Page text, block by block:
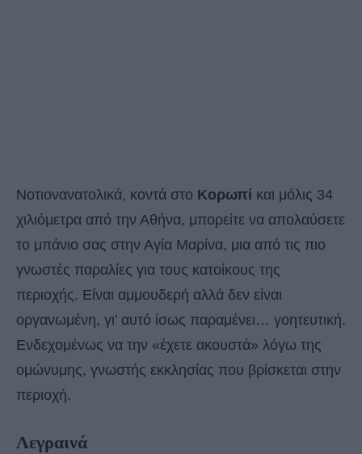
Νοτιονανατολικά, κοντά στο Κορωπί και μόλις 34
χιλιόμετρα από την Αθήνα, μπορείτε να απολαύσετε
το μπάνιο σας στην Αγία Μαρίνα, μια από τις πιο
γνωστές παραλίες για τους κατοίκους της
περιοχής. Είναι αμμουδερή αλλά δεν είναι
οργανωμένη, γι’ αυτό ίσως παραμένει… γοητευτική.
Ενδεχομένως να την «έχετε ακουστά» λόγω της
ομώνυμης, γνωστής εκκλησίας που βρίσκεται στην
περιοχή.
Λεγραινά